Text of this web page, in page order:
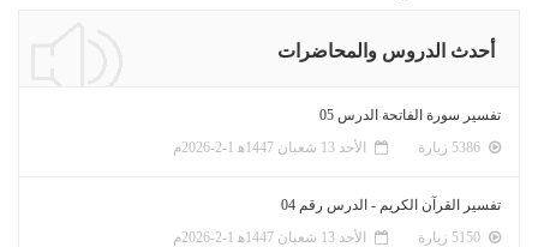
أحدث الدروس والمحاضرات
تفسير سورة الفاتحة الدرس 05
الأحد 13 شعبان 1447ﻫ 1-2-2026م
تفسير القرآن الكريم - الدرس رقم 04
الأحد 13 شعبان 1447ﻫ 1-2-2026م